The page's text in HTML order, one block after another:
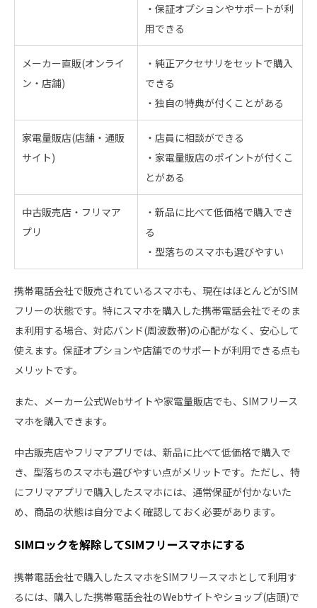
・保証オプションやサポートが利
用できる
メーカー直販(オンライ
ン・店舗)
・純正アクセサリをセットで購入
できる
・独自の特典が付くことがある
家電量販店(店舗・通販
サイト)
・店員に相談ができる
・家電量販店のポイントが付くこ
とがある
中古販売店・フリマア
プリ
・新品に比べて低価格で購入でき
る
・型落ちのスマホも選びやすい
携帯電話会社で販売されているスマホも、現在はほとんどがSIM
フリーの状態です。特にスマホを購入した携帯電話会社でそのま
ま利用する場合、対応バンド(周波数帯)の心配がなく、安心して
使えます。保証オプションや店舗でのサポートが利用できる点も
メリットです。
また、メーカー公式Webサイトや家電量販店でも、SIMフリース
マホを購入できます。
中古販売店やフリマアプリでは、新品に比べて低価格で購入で
き、型落ちのスマホも選びやすい点がメリットです。ただし、特
にフリマアプリで購入したスマホには、通常保証が付かないた
め、商品の状態は自分でよく確認しておく必要があります。
SIMロックを解除してSIMフリースマホにする
携帯電話会社で購入したスマホをSIMフリースマホとして利用す
るには、購入した携帯電話会社のWebサイトやショップ(店頭)で